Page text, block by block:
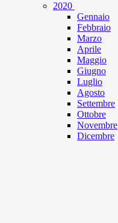
2020
Gennaio
Febbraio
Marzo
Aprile
Maggio
Giugno
Luglio
Agosto
Settembre
Ottobre
Novembre
Dicembre